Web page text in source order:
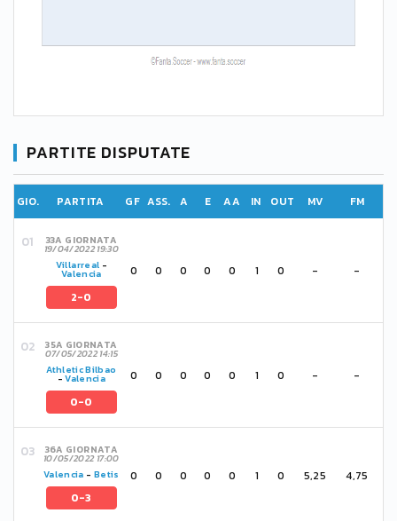
PARTITE DISPUTATE
GIO. PARTITA GF ASS. A E AA IN OUT MV FM
33A GIORNATA
19/04/2022 19:30
Villarreal -
Valencia
2-0
0 0 0 0 0 1 0 - -
35A GIORNATA
07/05/2022 14:15
Athletic Bilbao
-Valencia
0-0
0 0 0 0 0 1 0 - -
36A GIORNATA
10/05/2022 17:00
Valencia - Betis
0-3
0 0 0 0 0 1 0 5,25 4,75